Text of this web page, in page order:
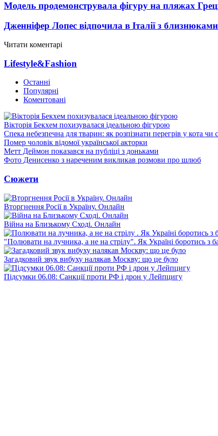
Модель продемонструвала фігуру на пляжах
Дженніфер Лопес відпочила в Італії з близнюками
Читати коментарі
Lifestyle&Fashion
Останні
Популярні
Коментовані
Вікторія Бекхем похизувалася ідеальною фігурою
Спека небезпечна для тварин: як розпізнати перегрів у кота чи
Помер чоловік відомої української акторки
Метт Деймон показався на публіці з доньками
Фото Денисенко з нареченим викликав розмови про шлюб
Сюжети
Вторгнення Росії в Україну. Онлайн
Війна на Близькому Сході. Онлайн
"Полювати на лучника, а не на стрілу". Як Україні боротись з
Загадковий звук вибуху налякав Москву: що це було
Підсумки 06.08: Санкції проти РФ і дрон у Лейпцигу